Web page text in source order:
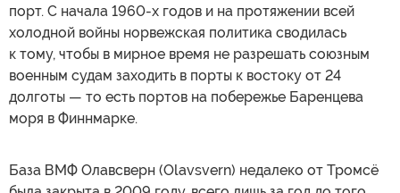
порт. С начала 1960-х годов и на протяжении всей
холодной войны норвежская политика сводилась
к тому, чтобы в мирное время не разрешать союзным
военным судам заходить в порты к востоку от 24
долготы — то есть портов на побережье Баренцева
моря в Финнмарке.
База ВМФ Олавсверн (Olavsvern) недалеко от Тромсё